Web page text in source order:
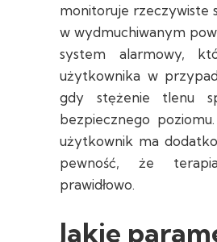
monitoruje rzeczywiste
w wydmuchiwanym
system alarmowy,
użytkownika w
gdy stężenie tlenu
bezpiecznego
użytkownik ma
pewność, że
prawidłowo.
Jakie